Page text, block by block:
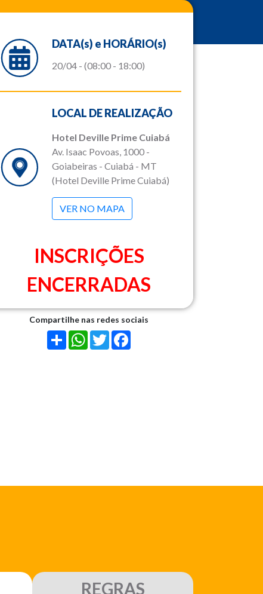
DATA(s) e HORÁRIO(s)
20/04 - (08:00 - 18:00)
LOCAL DE REALIZAÇÃO
Hotel Deville Prime Cuiabá
Av. Isaac Povoas, 1000 -
Goiabeiras - Cuiabá - MT
(Hotel Deville Prime Cuiabá)
VER NO MAPA
INSCRIÇÕES
ENCERRADAS
Compartilhe nas redes sociais
Share WhatsApp
Twitter
REGRAS